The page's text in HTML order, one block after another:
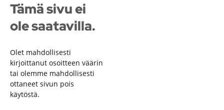
Tämä sivu ei
ole saatavilla.
Olet mahdollisesti
kirjoittanut osoitteen väärin
tai olemme mahdollisesti
ottaneet sivun pois
käytöstä.